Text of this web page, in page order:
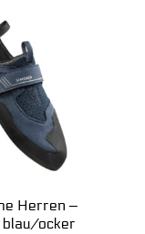
Herren ‒
ocker